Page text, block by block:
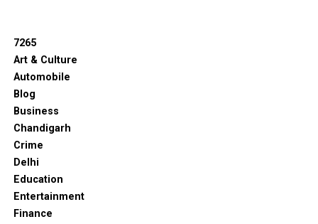
7265
Art & Culture
Automobile
Blog
Business
Chandigarh
Crime
Delhi
Education
Entertainment
Finance